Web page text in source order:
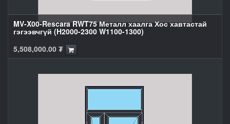
MV-X00-Rescara RWT75 Металл хаалга Хос хавтастай
гэгээвчгүй (H2000-2300 W1100-1300)
5,508,000.00 ₮